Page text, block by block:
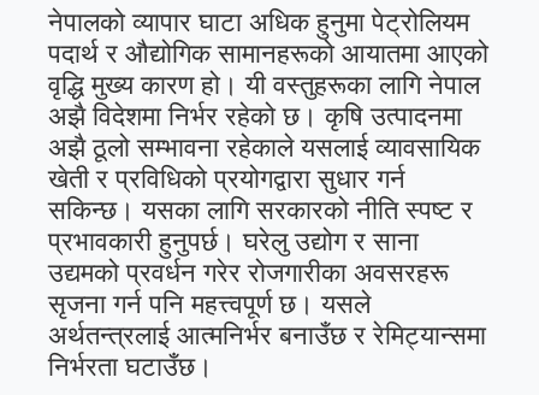
नेपालको व्यापार घाटा अधिक हुनुमा पेट्रोलियम
पदार्थ र औद्योगिक सामानहरूको आयातमा आएको
वृद्धि मुख्य कारण हो। यी वस्तुहरूका लागि नेपाल
अझै विदेशमा निर्भर रहेको छ। कृषि उत्पादनमा
अझै ठूलो सम्भावना रहेकाले यसलाई व्यावसायिक
खेती र प्रविधिको प्रयोगद्वारा सुधार गर्न
सकिन्छ। यसका लागि सरकारको नीति स्पष्ट र
प्रभावकारी हुनुपर्छ। घरेलु उद्योग र साना
उद्यमको प्रवर्धन गरेर रोजगारीका अवसरहरू
सृजना गर्न पनि महत्त्वपूर्ण छ। यसले
अर्थतन्त्रलाई आत्मनिर्भर बनाउँछ र रेमिट्यान्समा
निर्भरता घटाउँछ।